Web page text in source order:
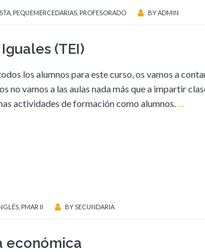
PEQUEMERCEDARIAS PROFESORADO BYADMIN
(TEI)
los alumnos para este curso, os vamos a
no vamos a las aulas nada más que a impartir
actividades de formación como alumnos.…
PMAR II BYSECUNDARIA
económica